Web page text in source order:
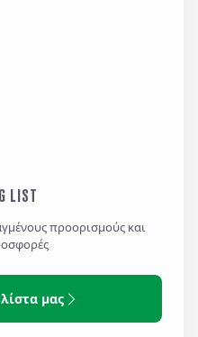
LIST
προορισμούς και
μας